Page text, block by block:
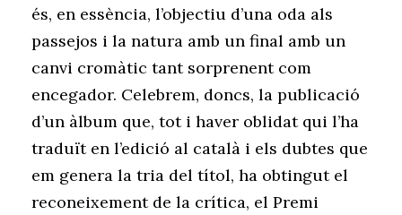
és, en essència, l’objectiu d’una oda als
passejos i la natura amb un final amb un
canvi cromàtic tant sorprenent com
encegador. Celebrem, doncs, la publicació
d’un àlbum que, tot i haver oblidat qui l’ha
traduït en l’edició al català i els dubtes que
em genera la tria del títol, ha obtingut el
reconeixement de la crítica, el Premi